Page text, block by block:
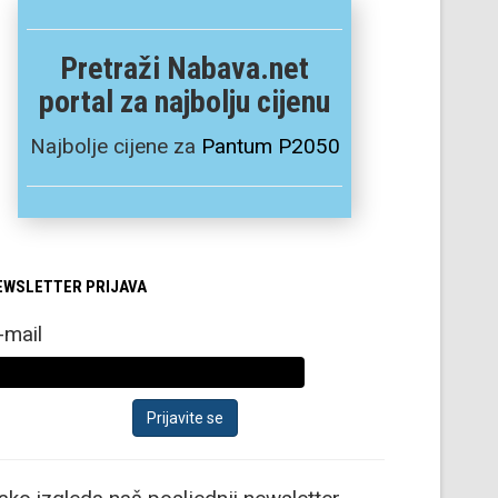
Pretraži Nabava.net
portal za najbolju cijenu
Najbolje cijene za Pantum P2050
PRIJAVA